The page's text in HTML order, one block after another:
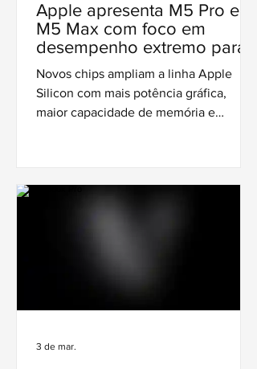
Apple apresenta M5 Pro e
M5 Max com foco em
desempenho extremo para
o Mac
Novos chips ampliam a linha Apple
Silicon com mais potência gráfica,
maior capacidade de memória e
3 de mar.